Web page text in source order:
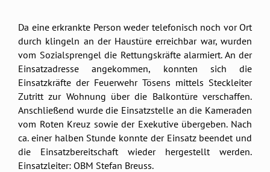
Da eine erkrankte Person weder telefonisch noch vor Ort
durch klingeln an der Haustüre erreichbar war, wurden
vom Sozialsprengel die Rettungskräfte alarmiert. An der
Einsatzadresse angekommen, konnten sich die
Einsatzkräfte der Feuerwehr Tösens mittels Steckleiter
Zutritt zur Wohnung über die Balkontüre verschaffen.
Anschließend wurde die Einsatzstelle an die Kameraden
vom Roten Kreuz sowie der Exekutive übergeben. Nach
ca. einer halben Stunde konnte der Einsatz beendet und
die Einsatzbereitschaft wieder hergestellt werden.
Einsatzleiter: OBM Stefan Breuss.